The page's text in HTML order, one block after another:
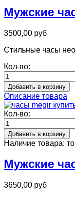
Мужские
3500,00 руб
Стильные часы
Кол-во:
Описание товара
Кол-во:
Наличие товара:
Мужские
3650,00 руб